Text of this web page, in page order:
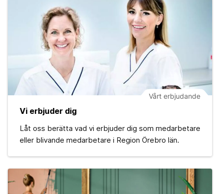
Vårt erbjudande
Vi erbjuder dig
Låt oss berätta vad vi erbjuder dig som medarbetare
eller blivande medarbetare i Region Örebro län.